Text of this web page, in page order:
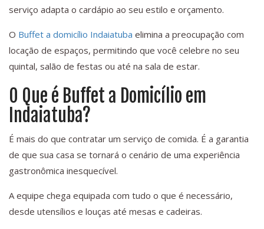
serviço adapta o cardápio ao seu estilo e orçamento.
O Buffet a domicílio Indaiatuba elimina a preocupação com
locação de espaços, permitindo que você celebre no seu
quintal, salão de festas ou até na sala de estar.
O Que é Buffet a Domicílio em
Indaiatuba?
É mais do que contratar um serviço de comida. É a garantia
de que sua casa se tornará o cenário de uma experiência
gastronômica inesquecível.
A equipe chega equipada com tudo o que é necessário,
desde utensílios e louças até mesas e cadeiras.